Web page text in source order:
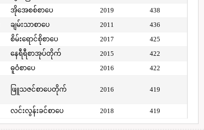
အိုအေစစ်စာပေ 2019
438
ချမ်းသာစာပေ 2011
436
စိမ်းရောင်စိုစာပေ 2017
425
နေရီရီစာအုပ်တိုက် 2015
422
ဓူဝံစာပေ 2016 422
ဖြူသဇင်စာပေတိုက် 2016 419
လင်းလွန်းခင်စာပေ 2018 419